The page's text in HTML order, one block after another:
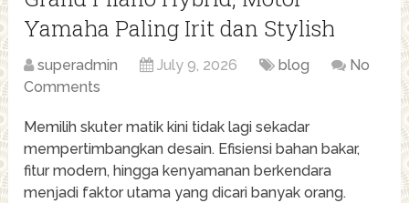
Yamaha Paling Irit dan Stylish
superadmin July 9, 2026 blog
No
Comments
Memilih skuter matik kini tidak lagi sekadar
mempertimbangkan desain. Efisiensi bahan bakar,
fitur modern, hingga kenyamanan berkendara
menjadi faktor utama yang dicari banyak orang.